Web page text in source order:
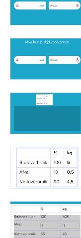
A Juist B
Onjuist
Afval kun je altijd voorkomen.
A Juist B
Onjuist